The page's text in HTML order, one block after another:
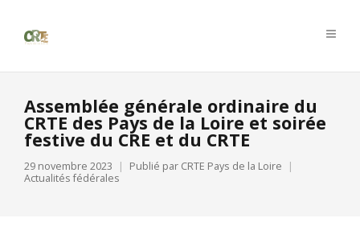
Assemblée générale ordinaire du
CRTE des Pays de la Loire et soirée
festive du CRE et du CRTE
29 novembre 2023 Publié par CRTE Pays de la Loire
Actualités fédérales